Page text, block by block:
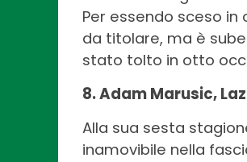
Per essendo sceso
da titolare, ma è
stato tolto in otto
8. Adam Marusic,
Alla sua sesta
inamovibile nella